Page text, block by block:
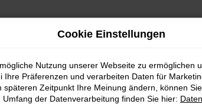
von my
Cookie Einstellungen
Nutzung unserer Webseite zu ermöglichen
Präferenzen und verarbeiten Daten für
späteren Zeitpunkt Ihre Meinung ändern, können
der Datenverarbeitung finden Sie hier: